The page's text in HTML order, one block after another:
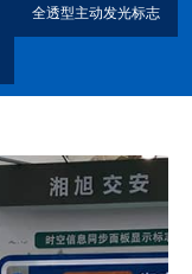
全透型主动发光标志